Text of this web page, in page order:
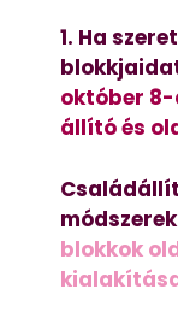
1. Ha
október 8-
állító és
blokkok